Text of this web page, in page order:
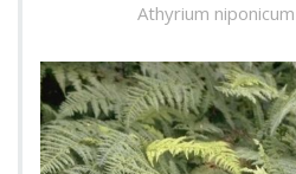
Athyrium